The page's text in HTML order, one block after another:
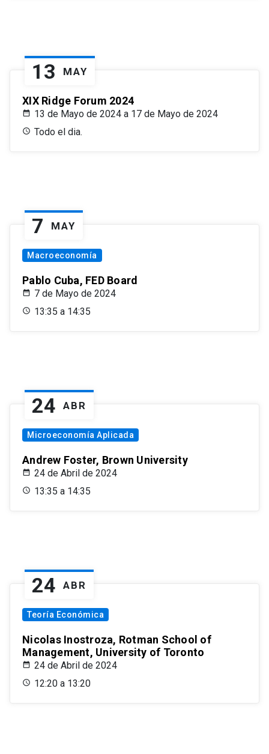
13 MAY
XIX Ridge Forum 2024
13 de Mayo de 2024 a 17 de Mayo de 2024
Todo el dia.
7 MAY
Macroeconomía
Pablo Cuba, FED Board
7 de Mayo de 2024
13:35 a 14:35
24 ABR
Microeconomía Aplicada
Andrew Foster, Brown University
24 de Abril de 2024
13:35 a 14:35
24 ABR
Teoría Económica
Nicolas Inostroza, Rotman School of
Management, University of Toronto
24 de Abril de 2024
12:20 a 13:20